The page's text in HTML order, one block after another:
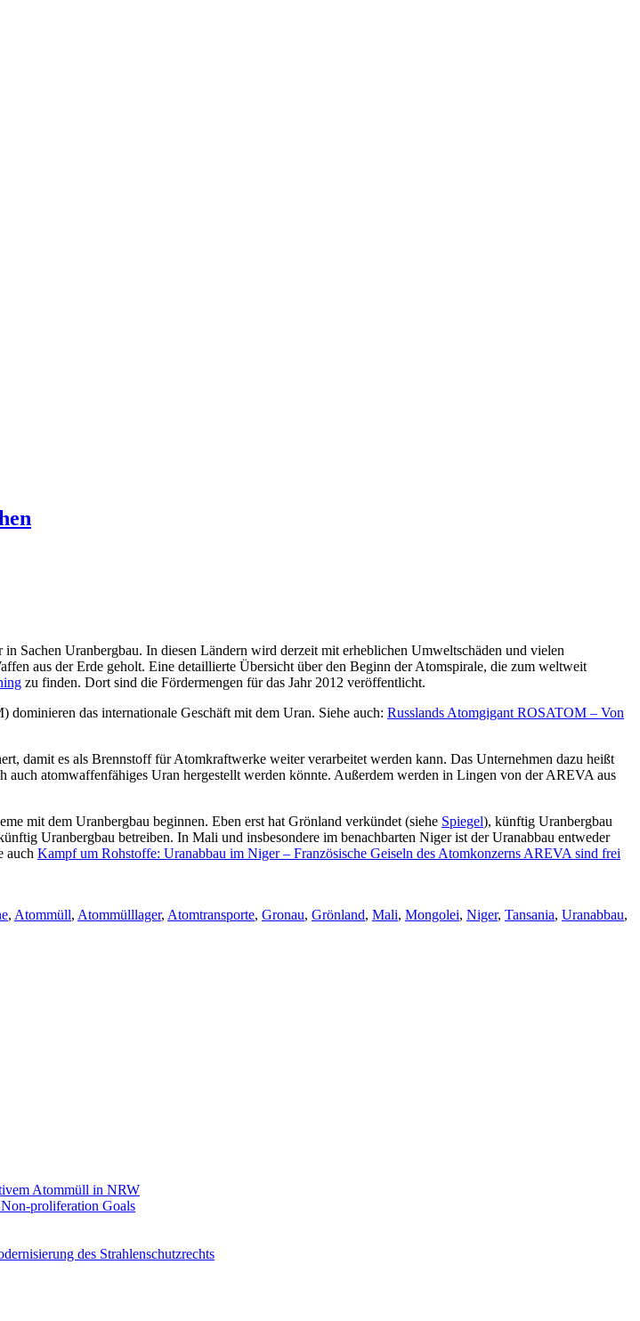
Sachen Uranbergbau. In diesen Ländern wird derzeit mit erheblichen Umweltschäden und vielen
aus der Erde geholt. Eine detaillierte Übersicht über den Beginn der Atomspirale, die zum weltweit
zu finden. Dort sind die Fördermengen für das Jahr 2012 veröffentlicht.
das internationale Geschäft mit dem Uran. Siehe auch: Russlands Atomgigant ROSATOM – Von
damit es als Brennstoff für Atomkraftwerke weiter verarbeitet werden kann. Das Unternehmen dazu heißt
atomwaffenfähiges Uran hergestellt werden könnte. Außerdem werden in Lingen von der AREVA aus
mit dem Uranbergbau beginnen. Eben erst hat Grönland verkündet (siehe Spiegel), künftig Uranbergbau
Uranbergbau betreiben. In Mali und insbesondere im benachbarten Niger ist der Uranabbau entweder
auch Kampf um Rohstoffe: Uranabbau im Niger – Französische Geiseln des Atomkonzerns AREVA sind frei
, Atommüll, Atommülllager, Atomtransporte, Gronau, Grönland, Mali, Mongolei, Niger, Tansania, Uranabbau,
Atommüll in NRW
proliferation Goals
des Strahlenschutzrechts